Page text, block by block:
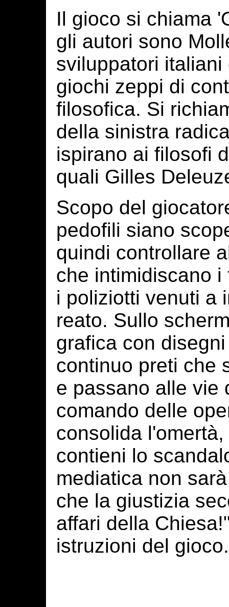
Il gioco si chiama
gli autori sono
sviluppatori
giochi zeppi di
filosofica. Si
della sinistra
ispirano ai filosofi
quali Gilles
Scopo del
pedofili siano
quindi controllare
che intimidiscano
i poliziotti venuti a
reato. Sullo
grafica con
continuo preti che
e passano alle vie
comando delle
consolida
contieni lo
mediatica non
che la giustizia
affari della
istruzioni del